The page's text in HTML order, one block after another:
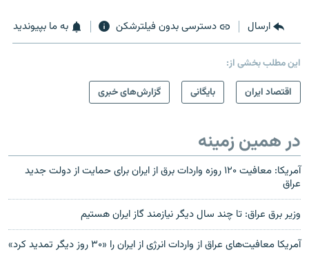
ارسال دسترسی بدون فیلترشکن به ما بپیوندید
این مطلب بخشی از:
اقتصاد ایران
بایگانی گزارش‌های خبری
در همین زمینه
آمریکا: معافیت ۱۲۰ روزه واردات برق از ایران برای حمایت از دولت جدید
عراق
وزیر برق عراق: تا چند سال دیگر نیازمند گاز ایران هستیم
آمریکا معافیت‌های عراق از واردات انرژی از ایران را «۳۰ روز دیگر تمدید کرد»